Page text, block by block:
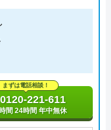
まずは電話相談！
0120-221-611
間 24時間 年中無休